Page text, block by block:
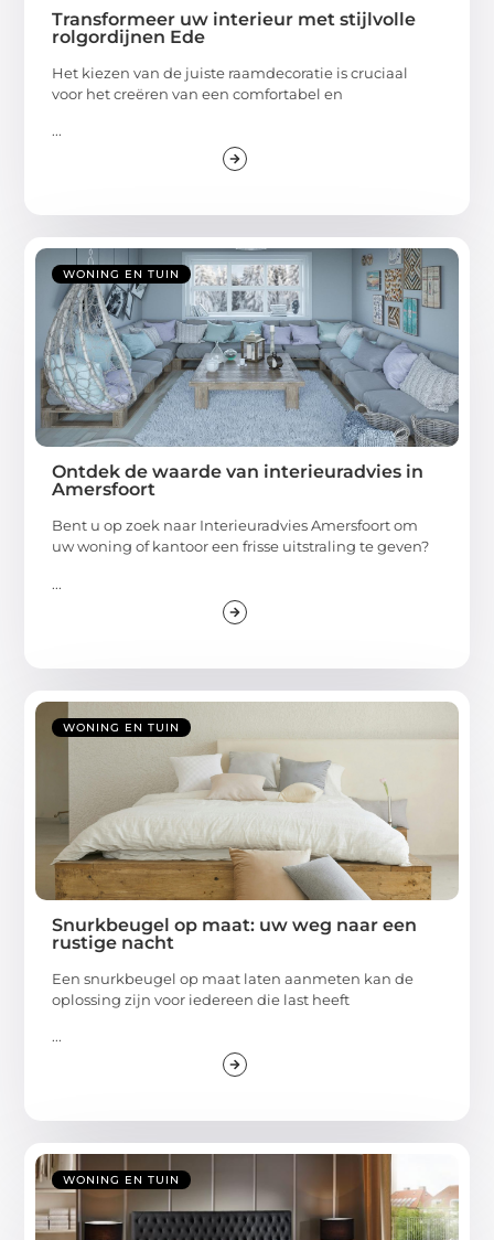
Transformeer uw interieur met stijlvolle
rolgordijnen Ede
Het kiezen van de juiste raamdecoratie is cruciaal
voor het creëren van een comfortabel en
...
WONING EN TUIN
Ontdek de waarde van interieuradvies in
Amersfoort
Bent u op zoek naar Interieuradvies Amersfoort om
uw woning of kantoor een frisse uitstraling te geven?
...
WONING EN TUIN
Snurkbeugel op maat: uw weg naar een
rustige nacht
Een snurkbeugel op maat laten aanmeten kan de
oplossing zijn voor iedereen die last heeft
...
WONING EN TUIN